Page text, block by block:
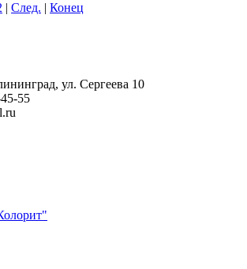
| След. | Конец
ул. Сергеева 10
55